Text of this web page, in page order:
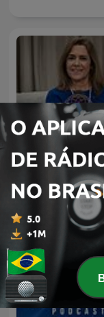
Autoconsciente
Vida